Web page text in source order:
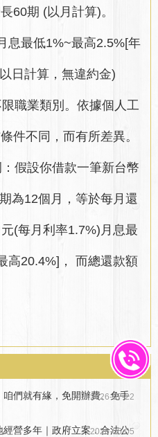
60期 (以月計算)。
息最低1%~最高2.5%[年
日計算，無違約金)
職業類別。依據個人工
件不同，而有所差異。
假設你借款一筆新台幣
為12個月，等於每月還
(每月利率1.7%)月息最
高20.4%]， 而總還款額
更多...
咱們就有緣，免開辦費、免手
2026-07-22
經營多年｜政府立案．合法公
2026-06-05